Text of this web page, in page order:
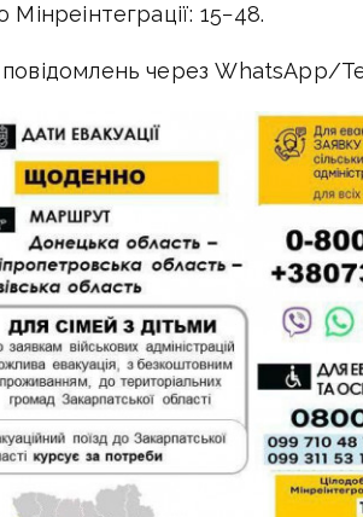
Мінреінтеграції: 15−48.
через WhatsApp/